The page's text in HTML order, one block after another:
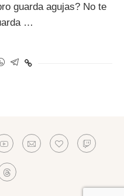
guarda agujas? No te
…